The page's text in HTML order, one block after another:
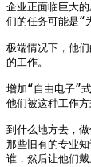
企业正面临巨大
们的任务可能是“
极端情况下，他
的工作。
增加“自由电子”
他们被这种工作
到什么地方去，
那些旧有的专业
谁，然后让他们